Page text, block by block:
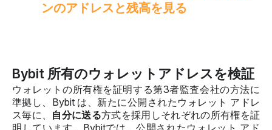
ンのアドレスと残高を見る
Bybit 所有のウォレットアドレスを検証
ウォレットの所有権を証明する第3者監査会社の方法に
準拠し、Bybit は、新たに公開されたウォレット アドレ
ス毎に、 自分に送る方式を採用しそれぞれの所有権を証
明しています。Bybitでは、公開されたウォレット アド